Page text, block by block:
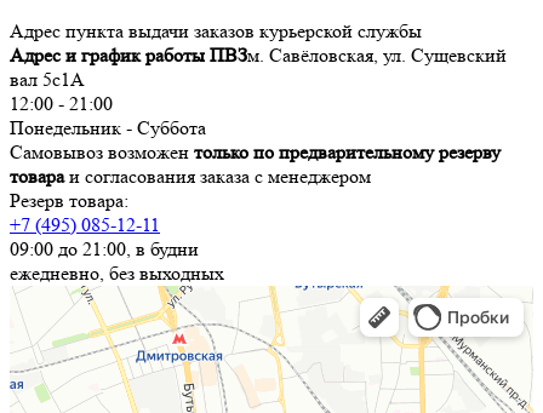
Адрес пункта выдачи заказов курьерской службы
Адрес и график работы ПВЗм. Савёловская, ул. Сущевский
вал 5с1А
12:00 - 21:00
Понедельник - Суббота
Самовывоз возможен только по предварительному резерву
товараи согласования заказа с менеджером
Резерв товара:
+7 (495) 085-12-11
09:00 до 21:00, в будни
ежедневно, без выходных